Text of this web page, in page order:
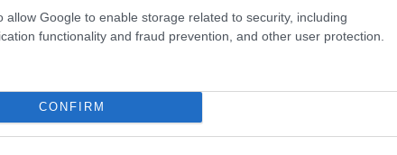
allow Google to enable storage related to security, including
functionality and fraud prevention, and other user protection.
CONFIRM
in modo subdolo, continua a colpevolizzare
prospettiva, e per farlo, un’educazione